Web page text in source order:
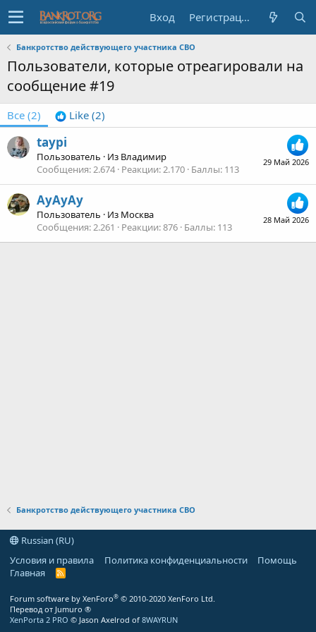
Вход Регистрация
Банкротство действующего участника СВО
Пользователи, которые отреагировали на
сообщение #19
Все (2) Like (2)
29 Май 2026
taypi
Пользователь · Из Владимир
Сообщения 2.674 Реакции 2.170 Баллы 113
28 Май 2026
АуАуАу
Пользователь · Из Москва
Сообщения 2.261 Реакции 876 Баллы 113
Банкротство действующего участника СВО
Russian (RU)
Условия и правила
Политика конфиденциальности
Помощь
Главная
R
Forum software by XenForo® © 2010-2020 XenForo Ltd.
Перевод от Jumuro ®
XenPorta 2 PRO © Jason Axelrod of 8WAYRUN